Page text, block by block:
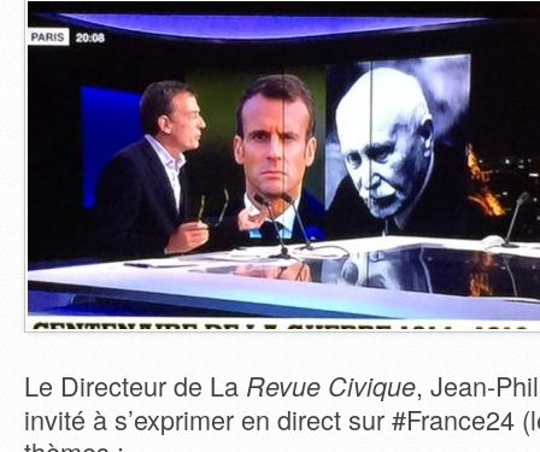
Le Directeur de La Revue Civique, Jean-
invité à s’exprimer en direct sur #France24